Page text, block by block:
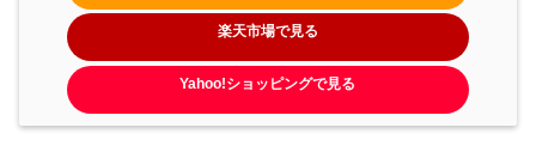
楽天市場で見る
Yahoo!ショッピングで見る